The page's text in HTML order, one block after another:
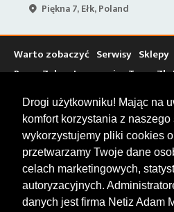
Drogi użytkowniku! Mając na
komfort korzystania z naszego
wykorzystujemy pliki cookies
przetwarzamy Twoje dane
celach marketingowych,
autoryzacyjnych.
danych jest firma Netiz Adam
Piękna 7, Ełk, Poland
Warto zobaczyć Serwisy Sklepy
Bary Zakwaterowanie Tory
Targi
Giełdy Szkolenia
FOLLOW US